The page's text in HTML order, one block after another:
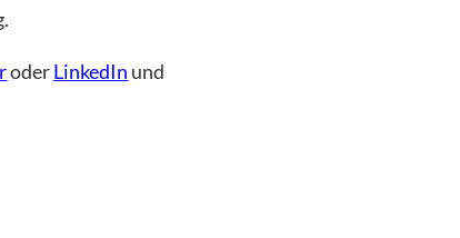
oderLinkedIn und